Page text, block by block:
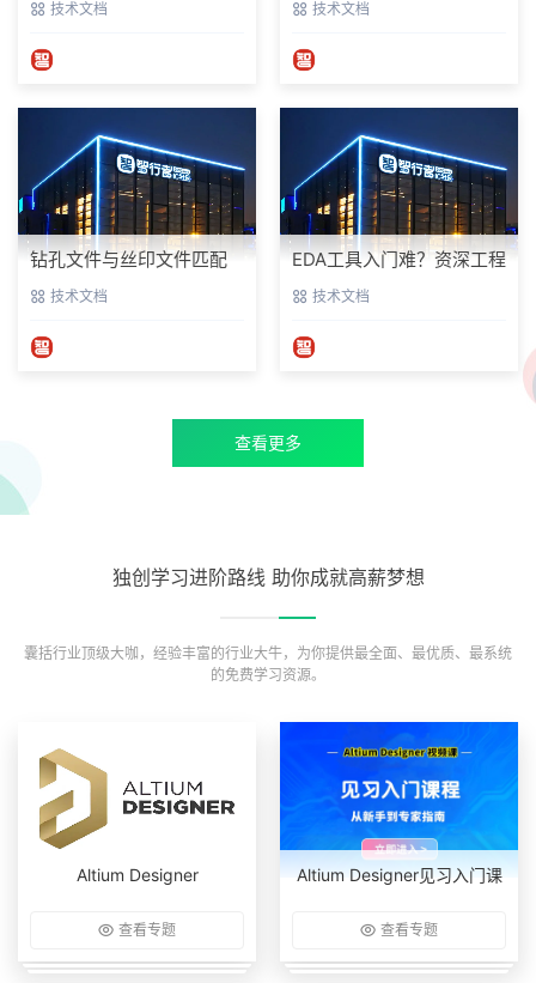
技术文档 技术文档
钻孔文件与丝印文件匹配
校验：Altium Designer实
技术文档
EDA工具入门难？资深工程
师实测分享，附核心资料
技术文档
查看更多
独创学习进阶路线 助你成就高薪梦想
囊括行业顶级大咖，经验丰富的行业大牛，为你提供最全面、最优质、最系统
的免费学习资源。
Altium Designer
查看专题
Altium Designer见习入门课
查看专题